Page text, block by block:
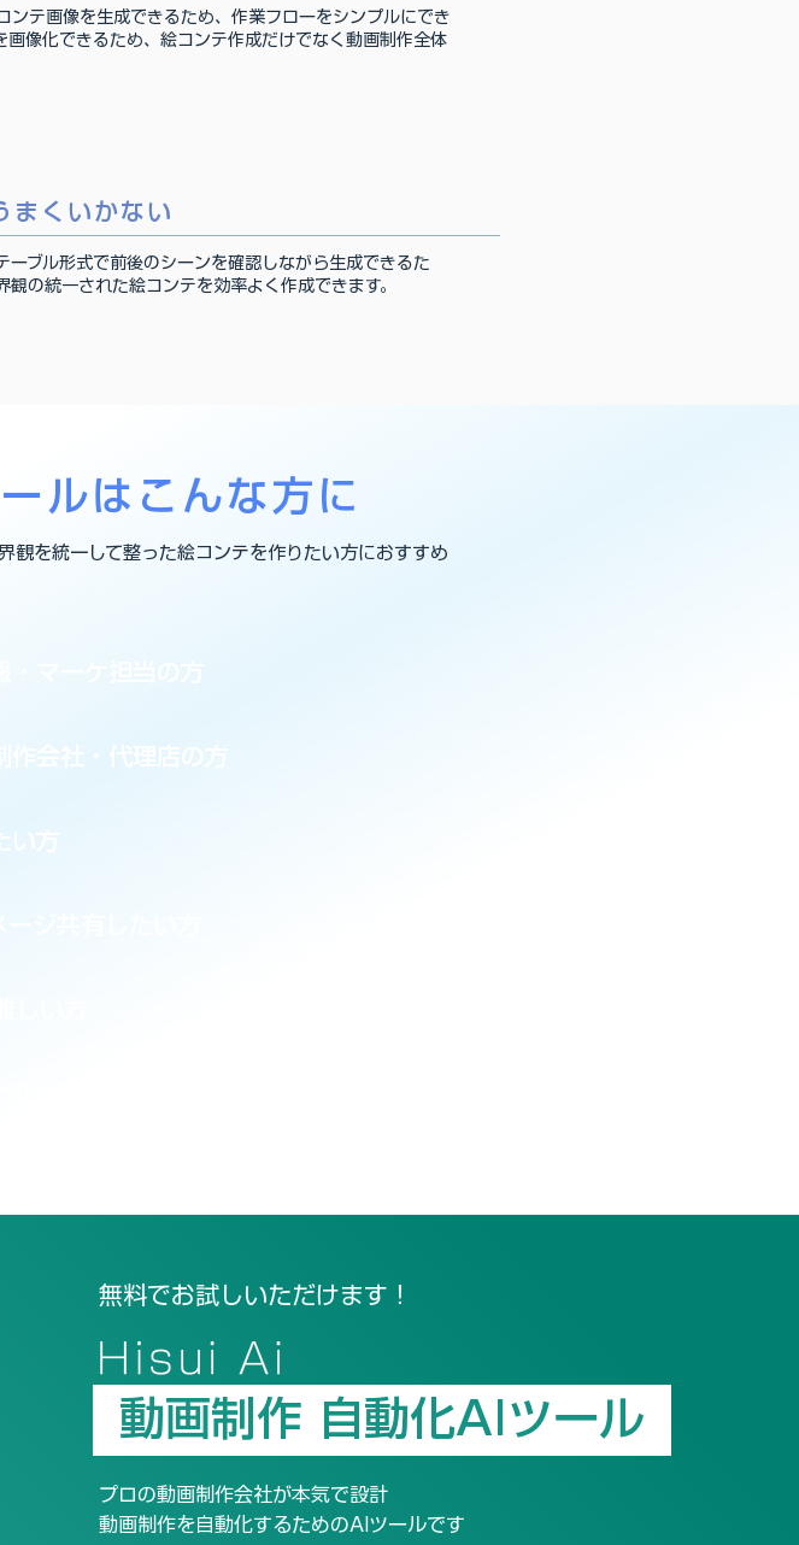
ンテ画像を生成できるため、作業フローをシンプルにでき
画像化できるため、絵コンテ作成だけでなく動画制作全体
まくいかない
ーブル形式で前後のシーンを確認しながら生成できるた
の統一された絵コンテを効率よく作成できます。
ルはこんな方に
観を統一して整った絵コンテを作りたい方におすすめ
会社・代理店の方
方
ジ共有したい方
しい方
無料でお試しいただけます！
動画制作 自動化AIツール
プロの動画制作会社が本気で設計
動画制作を自動化するためのAIツールです